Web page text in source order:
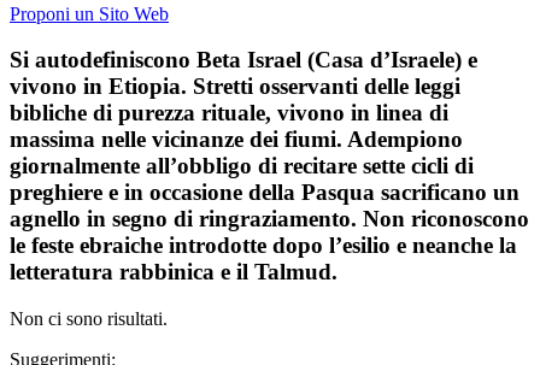
Proponi un Sito Web
Si autodefiniscono Beta Israel (Casa d’Israele) e
vivono in Etiopia. Stretti osservanti delle leggi
bibliche di purezza rituale, vivono in linea di
massima nelle vicinanze dei fiumi. Adempiono
giornalmente all’obbligo di recitare sette cicli di
preghiere e in occasione della Pasqua sacrificano un
agnello in segno di ringraziamento. Non riconoscono
le feste ebraiche introdotte dopo l’esilio e neanche la
letteratura rabbinica e il Talmud.
Non ci sono risultati.
Suggerimenti: